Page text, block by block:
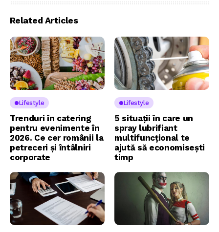
Related Articles
Lifestyle
Trenduri în catering
pentru evenimente în
2026. Ce cer românii la
petreceri și întâlniri
corporate
Lifestyle
5 situații în care un
spray lubrifiant
multifuncțional te
ajută să economisești
timp